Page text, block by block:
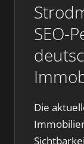
SEO-
Die